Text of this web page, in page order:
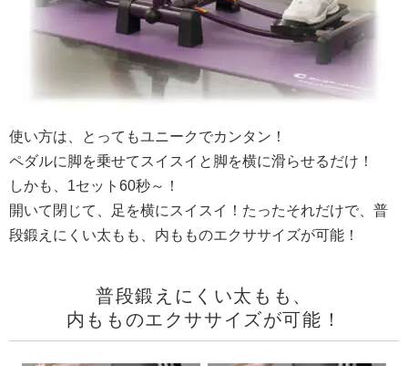
使い方は、とってもユニークでカンタン！
ペダルに脚を乗せてスイスイと脚を横に滑らせるだけ！
しかも、1セット60秒～！
開いて閉じて、足を横にスイスイ！たったそれだけで、普
段鍛えにくい太もも、内もものエクササイズが可能！
普段鍛えにくい太もも、
内もものエクササイズが可能！